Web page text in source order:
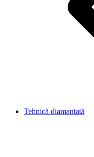
Tehnică diamantată